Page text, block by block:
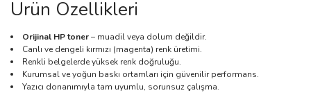
Ürün Özellikleri
Orijinal HP toner– muadil veya dolum değildir.
Canlı ve dengeli kırmızı (magenta) renk üretimi.
Renkli belgelerde yüksek renk doğruluğu.
Kurumsal ve yoğun baskı ortamları için güvenilir performans.
Yazıcı donanımıyla tam uyumlu, sorunsuz çalışma.